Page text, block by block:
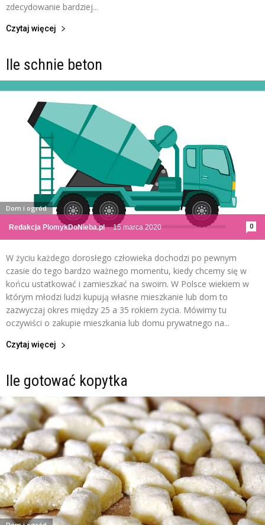
zdecydowanie bardziej...
Czytaj więcej
Ile schnie beton
Redakcja PlomykDoNieba.pl - 15 marca 2020 0
Dom i ogród
W życiu każdego dorosłego człowieka dochodzi po pewnym
czasie do tego bardzo ważnego momentu, kiedy chcemy się w
końcu ustatkować i zamieszkać na swoim. W Polsce wiekiem w
którym młodzi ludzi kupują własne mieszkanie lub dom to
zazwyczaj okres między 25 a 35 rokiem życia. Mówimy tu
oczywiści o zakupie mieszkania lub domu prywatnego na...
Czytaj więcej
Ile gotować kopytka